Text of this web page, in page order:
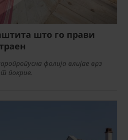
што го прави
фолија влијае врз
покрив.